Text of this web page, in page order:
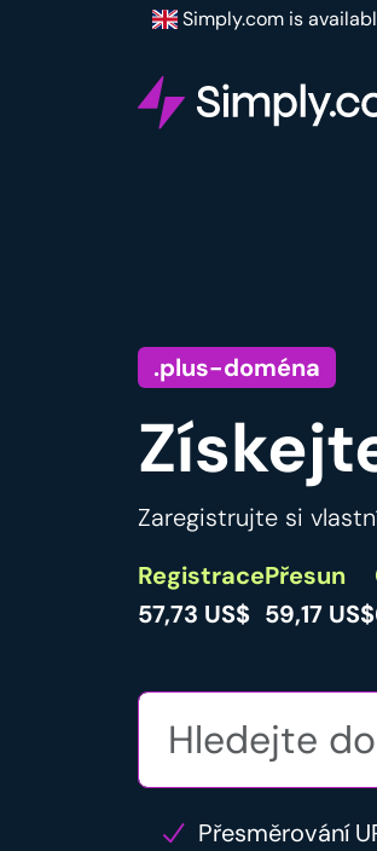
Simply.com is
.plus-doména
Zaregistrujte si
Registrace
57,73 US$
Přesun
59,17 US$
Přesměrování